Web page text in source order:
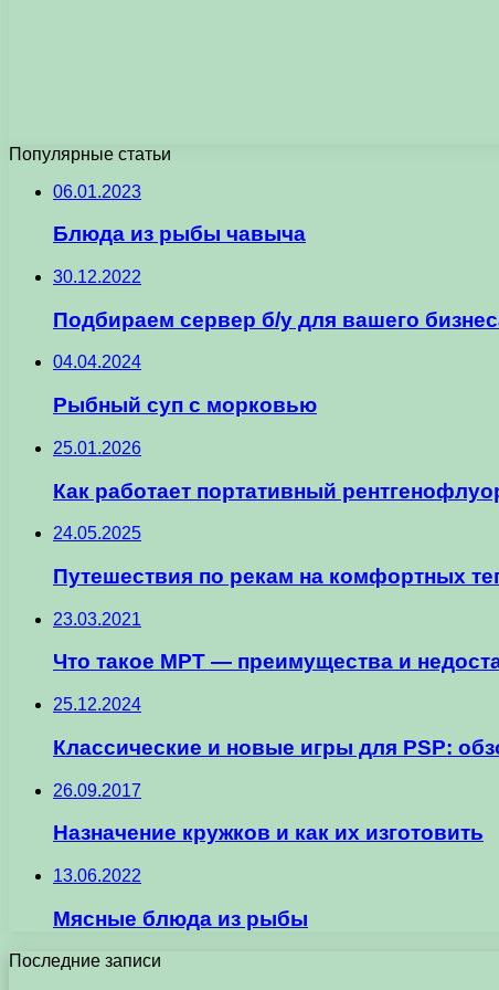
Популярные статьи
06.01.2023
Блюда из рыбы чавыча
30.12.2022
Подбираем сервер б/у для вашего
04.04.2024
Рыбный суп с морковью
25.01.2026
Как работает портативный
24.05.2025
Путешествия по рекам на комфортных
23.03.2021
Что такое МРТ — преимущества и
25.12.2024
Классические и новые игры для PSP:
26.09.2017
Назначение кружков и как их изготовить
13.06.2022
Мясные блюда из рыбы
Последние записи